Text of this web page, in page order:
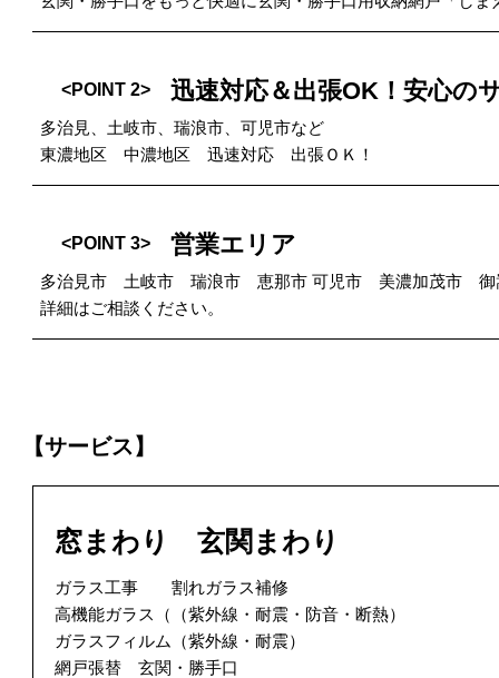
<POINT 2> 迅速対応＆出張OK！安心の
多治見、土岐市、瑞浪市、可児市など
東濃地区 中濃地区 迅速対応 出張ＯＫ！
<POINT 3> 営業エリア
多治見市 土岐市 瑞浪市 恵那市 可児市 美濃加茂市 御
詳細はご相談ください。
【サービス】
窓まわり 玄関まわり
ガラス工事 割れガラス補修
高機能ガラス（（紫外線・耐震・防音・断熱）
ガラスフィルム（紫外線・耐震）
網戸張替 玄関・勝手口